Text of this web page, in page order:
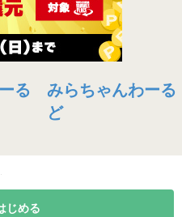
みらちゃんわーる
ど
じめる